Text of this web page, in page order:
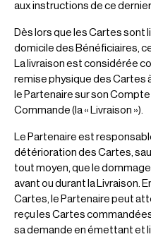
aux instructions de ce
Dès lors que les Cartes sont
domicile des Bénéficiaires,
La livraison est considérée
remise physique des Cartes
le Partenaire sur son
Commande (la « Livraison »).
Le Partenaire est
détérioration des Cartes,
tout moyen, que le
avant ou durant la Livraison.
Cartes, le Partenaire peut
reçu les Cartes
sa demande en émettant et